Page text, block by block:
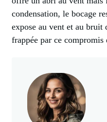
condensation, le bocage
expose au vent et au bruit
frappée par ce